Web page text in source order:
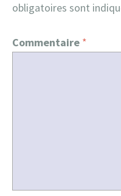
obligatoires sont
Commentaire *